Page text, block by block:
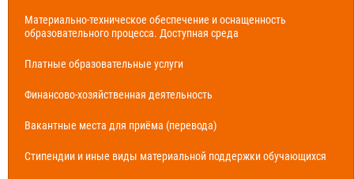
Материально-техническое обеспечение и оснащенность
образовательного процесса. Доступная среда
Платные образовательные услуги
Финансово-хозяйственная деятельность
Вакантные места для приёма (перевода)
Стипендии и иные виды материальной поддержки обучающихся